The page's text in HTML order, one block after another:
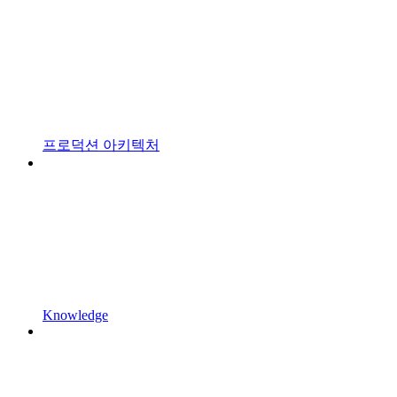
프로덕션 아키텍처
Knowledge